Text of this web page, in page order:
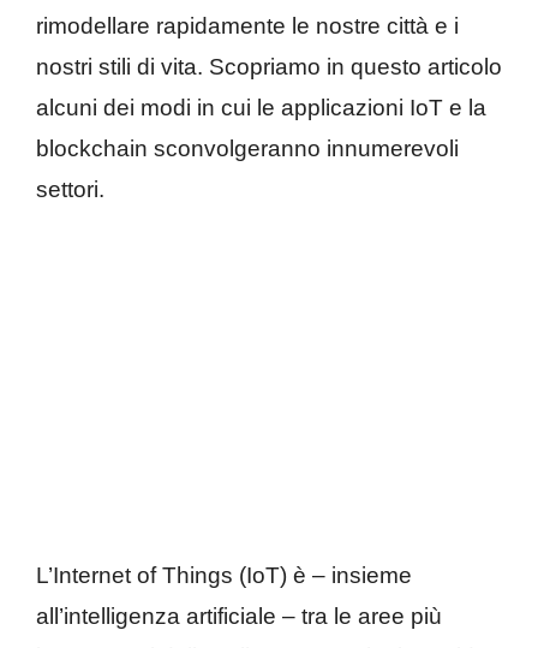
rimodellare rapidamente le nostre città e i
nostri stili di vita. Scopriamo in questo articolo
alcuni dei modi in cui le applicazioni IoT e la
blockchain sconvolgeranno innumerevoli
settori.
L’Internet of Things (IoT) è – insieme
all’intelligenza artificiale – tra le aree più